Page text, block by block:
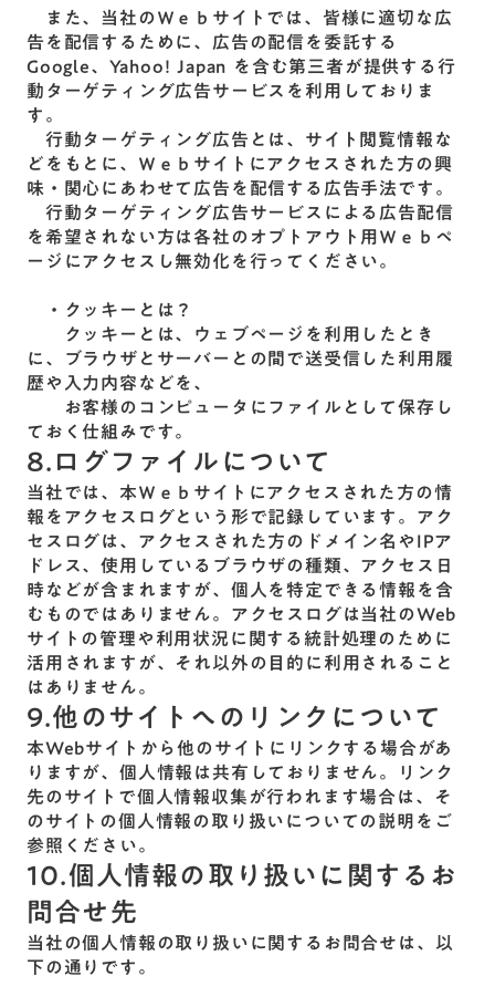
また、当社のＷｅｂサイトでは、皆様に適切な広
告を配信するために、広告の配信を委託する
Google、Yahoo! Japan を含む第三者が提供する行
動ターゲティング広告サービスを利用しておりま
す。
行動ターゲティング広告とは、サイト閲覧情報な
どをもとに、Ｗｅｂサイトにアクセスされた方の興
味・関心にあわせて広告を配信する広告手法です。
行動ターゲティング広告サービスによる広告配信
を希望されない方は各社のオプトアウト用Ｗｅｂペ
ージにアクセスし無効化を行ってください。
・クッキーとは？
クッキーとは、ウェブページを利用したとき
に、ブラウザとサーバーとの間で送受信した利用履
歴や入力内容などを、
お客様のコンピュータにファイルとして保存し
ておく仕組みです。
8.ログファイルについて
当社では、本Ｗｅｂサイトにアクセスされた方の情
報をアクセスログという形で記録しています。アク
セスログは、アクセスされた方のドメイン名やIPア
ドレス、使用しているブラウザの種類、アクセス日
時などが含まれますが、個人を特定できる情報を含
むものではありません。アクセスログは当社のWeb
サイトの管理や利用状況に関する統計処理のために
活用されますが、それ以外の目的に利用されること
はありません。
9.他のサイトへのリンクについて
本Webサイトから他のサイトにリンクする場合があ
りますが、個人情報は共有しておりません。リンク
先のサイトで個人情報収集が行われます場合は、そ
のサイトの個人情報の取り扱いについての説明をご
参照ください。
10.個人情報の取り扱いに関するお
問合せ先
当社の個人情報の取り扱いに関するお問合せは、以
下の通りです。